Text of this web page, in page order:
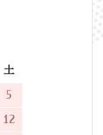
土
5
12